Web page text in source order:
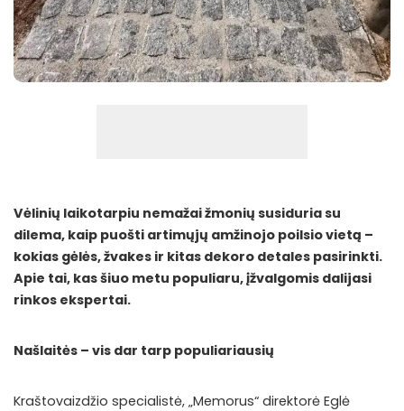
Vėlinių laikotarpiu nemažai žmonių susiduria su
dilema, kaip puošti artimųjų amžinojo poilsio vietą –
kokias gėlės, žvakes ir kitas dekoro detales pasirinkti.
Apie tai, kas šiuo metu populiaru, įžvalgomis dalijasi
rinkos ekspertai.
Našlaitės – vis dar tarp populiariausių
Kraštovaizdžio specialistė, „Memorus“ direktorė Eglė